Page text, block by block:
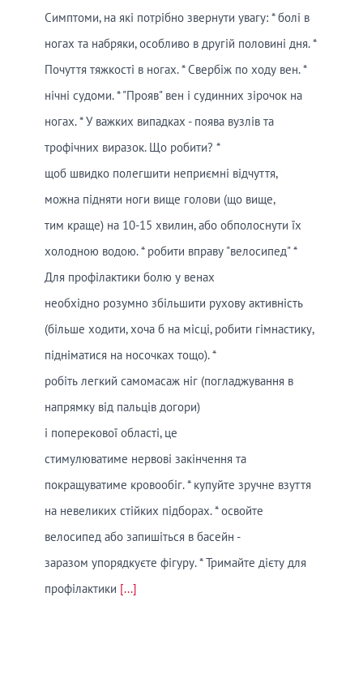
Симптоми, на які потрібно звернути увагу: * болі в
ногах та набряки, особливо в другій половині дня. *
Почуття тяжкості в ногах. * Свербіж по ходу вен. *
нічні судоми. * "Прояв" вен і судинних зірочок на
ногах. * У важких випадках - поява вузлів та
трофічних виразок. Що робити? *
щоб швидко полегшити неприємні відчуття,
можна підняти ноги вище голови (що вище,
тим краще) на 10-15 хвилин, або обполоснути їх
холодною водою. * робити вправу "велосипед" *
Для профілактики болю у венах
необхідно розумно збільшити рухову активність
(більше ходити, хоча б на місці, робити гімнастику,
підніматися на носочках тощо). *
робіть легкий самомасаж ніг (погладжування в
напрямку від пальців догори)
і поперекової області, це
стимулюватиме нервові закінчення та
покращуватиме кровообіг. * купуйте зручне взуття
на невеликих стійких підборах. * освойте
велосипед або запишіться в басейн -
заразом упорядкуєте фігуру. * Тримайте дієту для
профілактики [...]